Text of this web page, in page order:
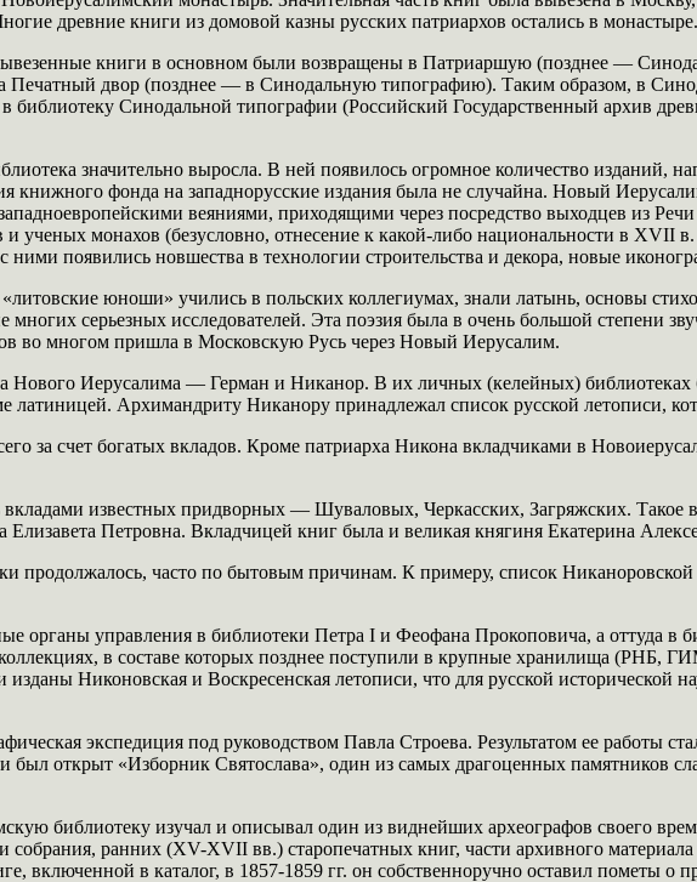
древние книги из домовой казны русских патриархов остались в монастыре.
книги в основном были возвращены в Патриаршую (позднее —
Печатный двор (позднее — в Синодальную типографию). Таким образом, в
библиотеку Синодальной типографии (Российский Государственный архив
значительно выросла. В ней появилось огромное количество изданий,
книжного фонда на западнорусские издания была не случайна. Новый
веяниями, приходящими через посредство выходцев из
и ученых монахов (безусловно, отнесение к какой-либо национальности в XVII
ними появились новшества в технологии строительства и декора, новые
юноши» учились в польских коллегиумах, знали латынь, основы
многих серьезных исследователей. Эта поэзия была в очень большой степени
во многом пришла в Московскую Русь через Новый Иерусалим.
Нового Иерусалима — Герман и Никанор. В их личных (келейных) библиотеках
латиницей. Архимандриту Никанору принадлежал список русской летописи,
за счет богатых вкладов. Кроме патриарха Никона вкладчиками в
известных придворных — Шуваловых, Черкасских, Загряжских. Такое
Петровна. Вкладчицей книг была и великая княгиня Екатерина
продолжалось, часто по бытовым причинам. К примеру, список Никаноровской
органы управления в библиотеки Петра I и Феофана Прокоповича, а оттуда
в составе которых позднее поступили в крупные хранилища (РНБ,
Никоновская и Воскресенская летописи, что для русской исторической
экспедиция под руководством Павла Строева. Результатом ее работы
был открыт «Изборник Святослава», один из самых драгоценных памятников
библиотеку изучал и описывал один из виднейших археографов своего
собрания, ранних (XV-XVII вв.) старопечатных книг, части архивного
включенной в каталог, в 1857-1859 гг. он собственноручно оставил пометы о